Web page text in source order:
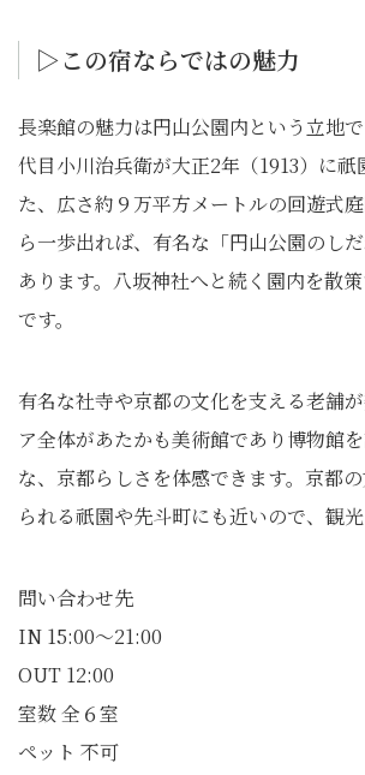
▷この宿ならではの魅⼒
長楽館の魅力は円山公園内という立地
代目小川治兵衛が大正2年（1913）に祇
た、広さ約９万平方メートルの回遊式
ら一歩出れば、有名な「円山公園のし
あります。八坂神社へと続く園内を散
です。
有名な社寺や京都の文化を支える老舗
ア全体があたかも美術館であり博物館
な、京都らしさを体感できます。京都
られる祇園や先斗町にも近いので、観光
問い合わせ先
IN 15:00～21:00
OUT 12:00
室数 全６室
ペット 不可